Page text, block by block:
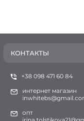
КОНТАКТЫ
+38 098 471 60 84
интернет магазин
опт